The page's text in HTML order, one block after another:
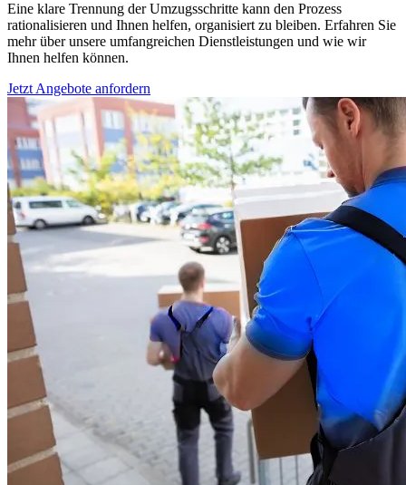
Eine klare Trennung der Umzugsschritte kann den Prozess
rationalisieren und Ihnen helfen, organisiert zu bleiben. Erfahren Sie
mehr über unsere umfangreichen Dienstleistungen und wie wir
Ihnen helfen können.
Jetzt Angebote anfordern